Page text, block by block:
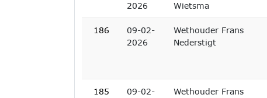
2026
Wietsma
186
09-02-
2026
Wethouder Frans
Nederstigt
185
09-02-
Wethouder Frans